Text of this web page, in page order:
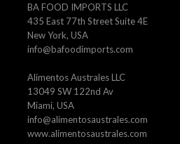
BA FOOD IMPORTS LLC
435 East 77th Street Suite 4E
New York, USA
info@bafoodimports.com
Alimentos Australes LLC
13049 SW 122nd Av
Miami, USA
info@alimentosaustrales.com
www.alimentosaustrales.com